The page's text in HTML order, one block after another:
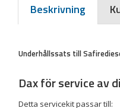
Beskrivning
Underhållssats till
Dax för service av
Detta servicekit passar till: